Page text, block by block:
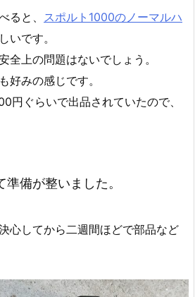
ると、 スポルト1000のノーマルハ
いです。
全上の問題はないでしょう。
好みの感じです。
円ぐらいで出品されていたので、
備が整いました。
心してから二週間ほどで部品など